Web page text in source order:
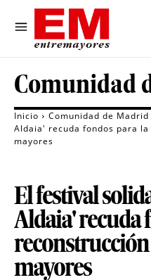
Comunidad
Inicio Comunidad de Madrid
Aldaia' recuda fondos para
mayores
El festival
Aldaia' recuda
mayores